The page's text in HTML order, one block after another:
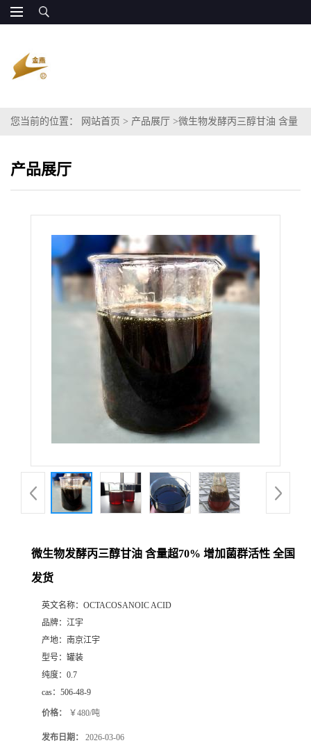
您当前的位置： 网站首页 > 产品展厅 >微生物发酵丙三醇甘油 含量
产品展厅
微生物发酵丙三醇甘油 含量超70% 增加菌群活性 全国
发货
英文名称： OCTACOSANOIC ACID
品牌： 江宇
产地： 南京江宇
型号： 罐装
纯度： 0.7
cas： 506-48-9
价格： ￥480/吨
发布日期： 2026-03-06